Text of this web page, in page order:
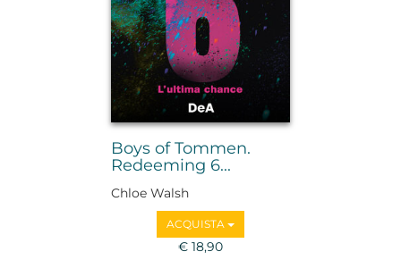
Boys of Tommen.
Redeeming 6...
Chloe Walsh
ACQUISTA
€ 18,90